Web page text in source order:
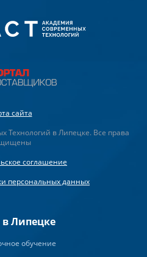
сайта
Технологий в Липецке. Все права
соглашение
персональных данных
в Липецке
обучение